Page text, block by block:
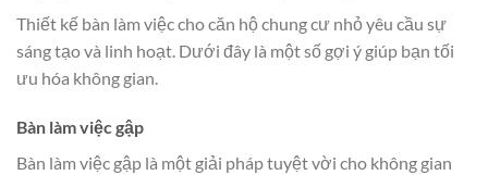
Thiết kế bàn làm việc cho căn hộ chung cư nhỏ yêu cầu sự
sáng tạo và linh hoạt. Dưới đây là một số gợi ý giúp bạn tối
ưu hóa không gian.
Bàn làm việc gập
Bàn làm việc gập là một giải pháp tuyệt vời cho không gian